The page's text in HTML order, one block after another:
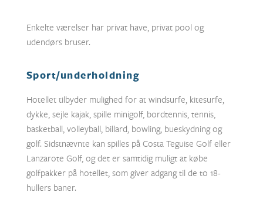
Enkelte værelser har privat have, privat pool og
udendørs bruser.
Sport/underholdning
Hotellet tilbyder mulighed for at windsurfe, kitesurfe,
dykke, sejle kajak, spille minigolf, bordtennis, tennis,
basketball, volleyball, billard, bowling, bueskydning og
golf. Sidstnævnte kan spilles på Costa Teguise Golf eller
Lanzarote Golf, og det er samtidig muligt at købe
golfpakker på hotellet, som giver adgang til de to 18-
hullers baner.